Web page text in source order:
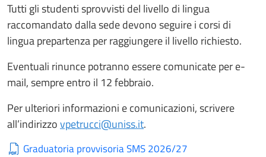
Tutti gli studenti sprovvisti del livello di lingua
raccomandato dalla sede devono seguire i corsi di
lingua prepartenza per raggiungere il livello richiesto.
Eventuali rinunce potranno essere comunicate per e-
mail, sempre entro il 12 febbraio.
Per ulteriori informazioni e comunicazioni, scrivere
all’indirizzovpetrucci@uniss.it.
Graduatoria provvisoria SMS 2026/27